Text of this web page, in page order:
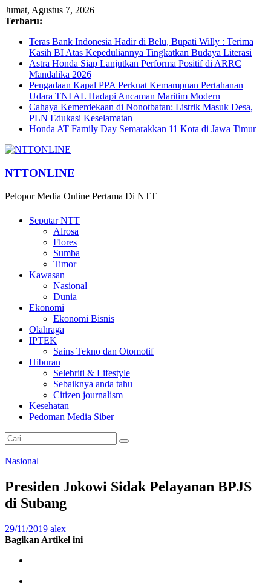
Jumat, Agustus 7, 2026
Terbaru:
Teras Bank Indonesia Hadir di Belu, Bupati Willy : Terima
Kasih BI Atas Kepeduliannya Tingkatkan Budaya Literasi
Astra Honda Siap Lanjutkan Performa Positif di ARRC
Mandalika 2026
Pengadaan Kapal PPA Perkuat Kemampuan Pertahanan
Udara TNI AL Hadapi Ancaman Maritim Modern
Cahaya Kemerdekaan di Nonotbatan: Listrik Masuk Desa,
PLN Edukasi Keselamatan
Honda AT Family Day Semarakkan 11 Kota di Jawa Timur
NTTONLINE
Pelopor Media Online Pertama Di NTT
Seputar NTT
Alrosa
Flores
Sumba
Timor
Kawasan
Nasional
Dunia
Ekonomi
Ekonomi Bisnis
Olahraga
IPTEK
Sains Tekno dan Otomotif
Hiburan
Selebriti & Lifestyle
Sebaiknya anda tahu
Citizen journalism
Kesehatan
Pedoman Media Siber
Nasional
Presiden Jokowi Sidak Pelayanan BPJS
di Subang
29/11/2019 alex
Bagikan Artikel ini